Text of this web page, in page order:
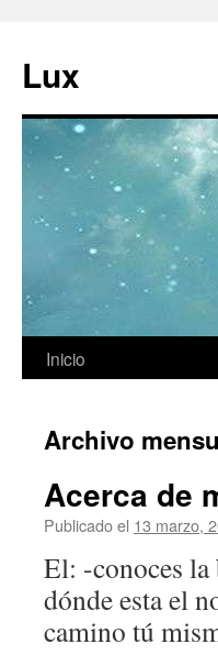
contenido
Lux
Inicio
Archivo
Acerca de
Publicado el 13 marzo,
El: -conoces
dónde esta el
camino tú